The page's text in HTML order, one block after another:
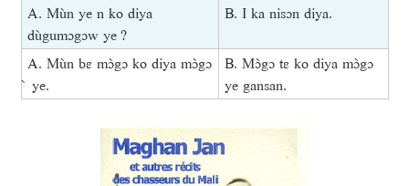
A. Mùn ye n ko diya
dùgumɔgɔw ye ?
B. I ka nisɔn diya.
A. Mùn bɛ mɔ̀gɔ ko diya mɔ̀gɔ
̀ ye.
B. Mɔ̀gɔ tɛ ko diya mɔ̀gɔ
ye gansan.